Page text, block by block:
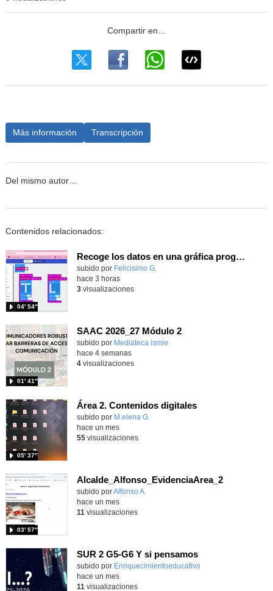
Más información Transcripción
Del mismo autor…
Contenidos relacionados:
Recoge los datos en una gráfica programando tu placa microbit con MakeCode y conoce la Tª y nivel de luz en este eclipse
Contenido educativo.
subido por Felicisimo G.
04′ 54″
hace 3 horas
3visualizaciones
SAAC 2026_27 Módulo 2
subido por Mediateca ismie
01′ 41″
hace 4 semanas
4visualizaciones
Área 2. Contenidos digitales
Contenido educativo.
subido por M.elena G.
05′ 37″
hace un mes
55visualizaciones
Alcalde_Alfonso_EvidenciaArea_2
Contenido educativo.
subido porAlfonso A.
03′ 57″
hace un mes
11 visualizaciones
SUR 2 G5-G6 Y si pensamos
Contenido educativo.
subido por Enriquecimientoeducativo-
hace un mes
11 visualizaciones